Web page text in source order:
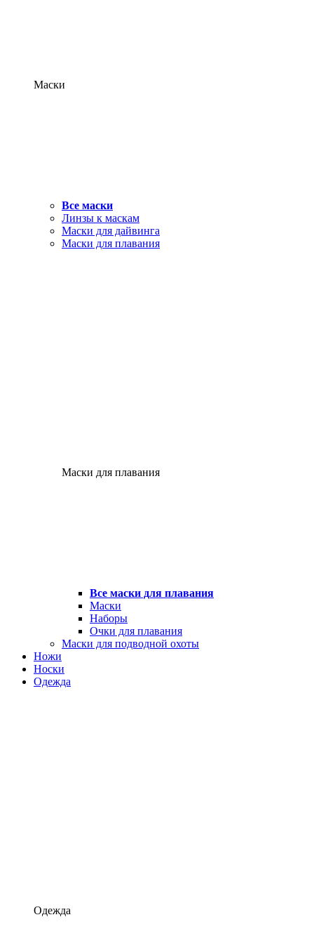
Маски
Все маски
Линзы к маскам
Маски для дайвинга
Маски для плавания
Маски для плавания
Все маски для плавания
Маски
Наборы
Очки для плавания
Маски для подводной охоты
Ножи
Носки
Одежда
Одежда